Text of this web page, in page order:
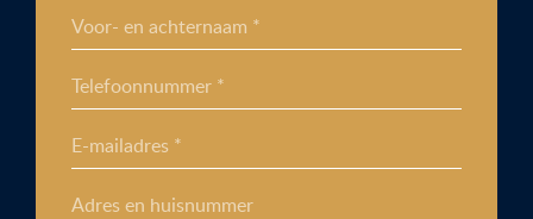
Voor- en achternaam *
Telefoonnummer *
E-mailadres *
Adres en huisnummer